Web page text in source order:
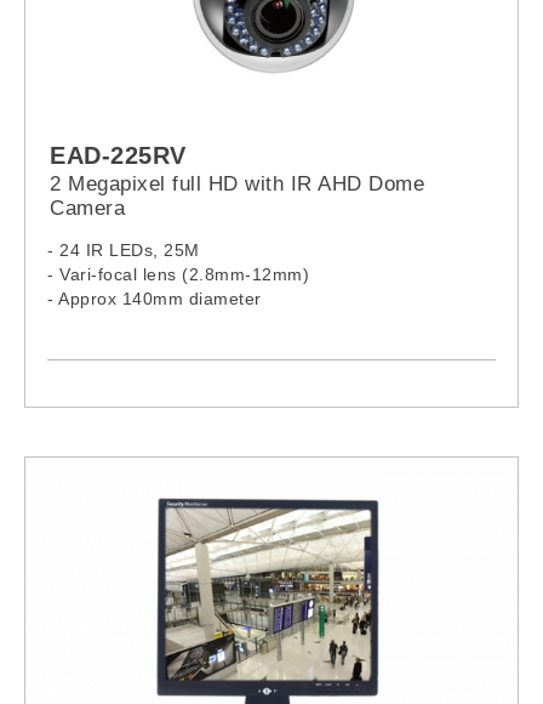
EAD-225RV
2 Megapixel full HD with IR AHD Dome
Camera
- 24 IR LEDs, 25M
- Vari-focal lens (2.8mm-12mm)
- Approx 140mm diameter